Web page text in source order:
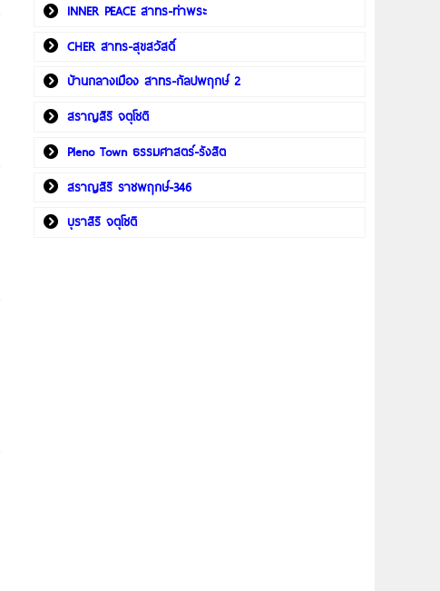
INNER PEACE สาทร-ท่าพระ
CHER สาทร-สุขสวัสดิ์
บ้านกลางเมือง สาทร-กัลปพฤกษ์ 2
สราญสิริ จตุโชติ
Pleno Town ธรรมศาสตร์-รังสิต
สราญสิริ ราชพฤกษ์-346
บุราสิริ จตุโชติ